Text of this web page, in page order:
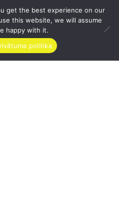
get the best experience on our
this website, we will assume
happy with it.
politika